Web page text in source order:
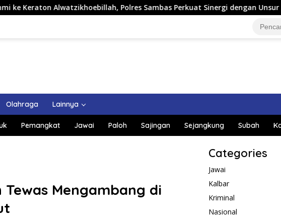
Polres Sambas Perkuat Sinergi dengan Unsur Adat dan Budaya
Olahraga Lainnya
Pemangkat Jawai Paloh Sajingan Sejangkung Subah
Mengambang di
Categories
Jawai
Kalbar
Kriminal
Nasional